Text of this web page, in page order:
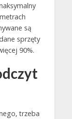
są
sprzęty
90%.
trzeba